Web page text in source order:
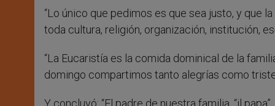
“Lo único que pedimos es que sea justo, y que
toda cultura, religión, organización, institución,
“La Eucaristía es la comida dominical de la
domingo compartimos tanto alegrías como
Y concluyó: “El padre de nuestra familia, “il